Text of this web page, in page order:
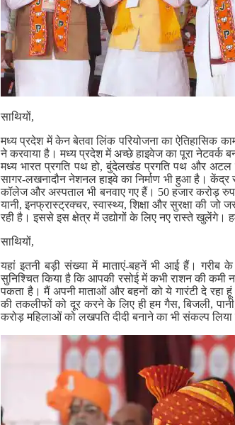
साथियों,
मध्य प्रदेश में केन बेतवा लिंक परियोजना का ऐतिहासिक
ने करवाया है। मध्य प्रदेश में अच्छे हाइवेज का पूरा नेटवर्क
मध्य भारत प्रगति पथ हो, बुंदेलखंड प्रगति पथ और अटल
सागर-लखनादौन नेशनल हाइवे का निर्माण भी हुआ है। केंद्र
कॉलेज और अस्पताल भी बनवाए गए हैं। 50 हजार करोड़
यानी, इनफ्रास्ट्रक्चर, स्वास्थ्य, शिक्षा और सुरक्षा की
रही है। इससे इस क्षेत्र में उद्योगों के लिए नए रास्ते खुलेंगे।
साथियों,
यहां इतनी बड़ी संख्या में माताएं-बहनें भी आई हैं।
सुनिश्चित किया है कि आपकी रसोई में कभी राशन की कमी
पकता है। मैं अपनी माताओं और बहनों को ये गारंटी दे
की तकलीफों को दूर करने के लिए ही हम गैस, बिजली,
करोड़ महिलाओं को लखपति दीदी बनाने का भी संकल्प